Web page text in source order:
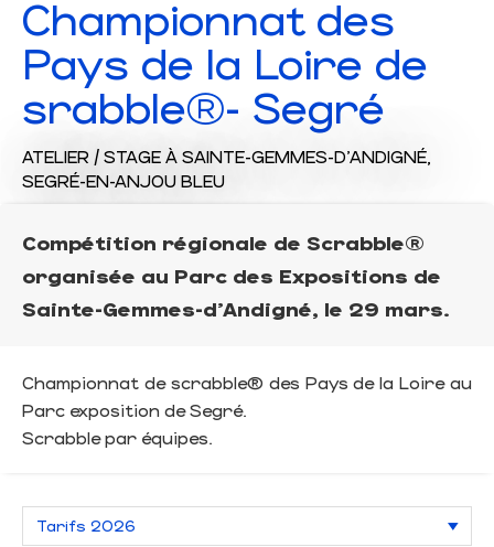
Championnat des
Pays de la Loire de
srabble®- Segré
ATELIER / STAGE À SAINTE-GEMMES-D'ANDIGNÉ,
SEGRÉ-EN-ANJOU BLEU
Compétition régionale de Scrabble®
organisée au Parc des Expositions de
Sainte-Gemmes-d'Andigné, le 29 mars.
Championnat de scrabble® des Pays de la Loire au
Parc exposition de Segré.
Scrabble par équipes.